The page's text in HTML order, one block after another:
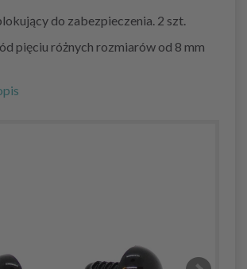
do zabezpieczenia. 2 szt.
pięciu różnych rozmiarów od 8 mm